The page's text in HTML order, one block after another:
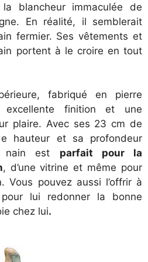
blancheur immaculée de
En réalité, il semblerait
fermier. Ses vêtements et
portent à le croire en tout
fabriqué en pierre
finition et une
plaire. Avec ses 23 cm de
hauteur et sa profondeur
nain est parfait pour la
, d’une vitrine et même pour
Vous pouvez aussi l’offrir à
lui redonner la bonne
chez lui.